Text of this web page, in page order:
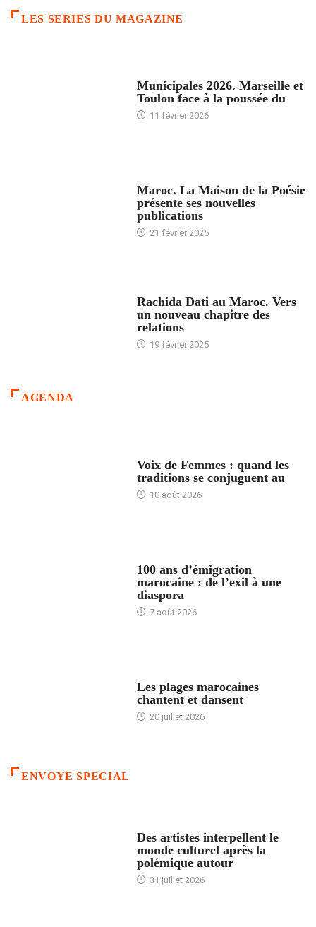
LES SERIES DU MAGAZINE
Municipales 2026. Marseille et
Toulon face à la poussée du
11 février 2026
Maroc. La Maison de la Poésie
présente ses nouvelles
publications
21 février 2025
Rachida Dati au Maroc. Vers
un nouveau chapitre des
relations
19 février 2025
AGENDA
Voix de Femmes : quand les
traditions se conjuguent au
10 août 2026
100 ans d’émigration
marocaine : de l’exil à une
diaspora
7 août 2026
Les plages marocaines
chantent et dansent
20 juillet 2026
ENVOYE SPECIAL
Des artistes interpellent le
monde culturel après la
polémique autour
31 juillet 2026